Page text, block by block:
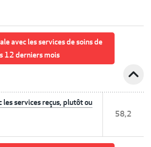
avec les services de soins de
12 derniers mois
expand_less
services reçus, plutôt ou
58,2